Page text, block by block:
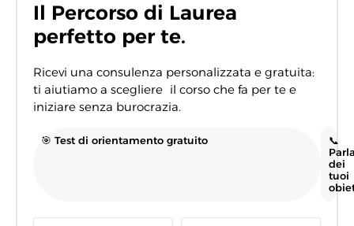
Il Percorso di Laurea
perfetto per te.
Ricevi una consulenza personalizzata e gratuita:
ti aiutiamo a scegliere il corso che fa per te e
iniziare senza burocrazia.
🎯 Test di orientamento gratuito
📞
dei
tuoi